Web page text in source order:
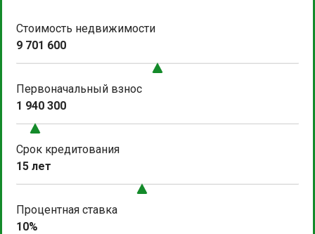
Стоимость недвижимости
9 701 600
Первоначальный взнос
1 940 300
Срок кредитования
15 лет
Процентная ставка
10%